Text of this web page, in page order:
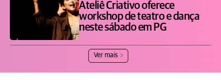
Ateliê Criativo oferece
workshop de teatro e dança
neste sábado em PG
Ver mais